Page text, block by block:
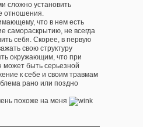
сложно установить
отношения.
что в нем есть
самораскрытию, не всегда
себя. Скорее, в первую
свою структуру
окружающим, что при
может быть серьезной
к себе и своим травмам
рано или поздно
похоже на меня